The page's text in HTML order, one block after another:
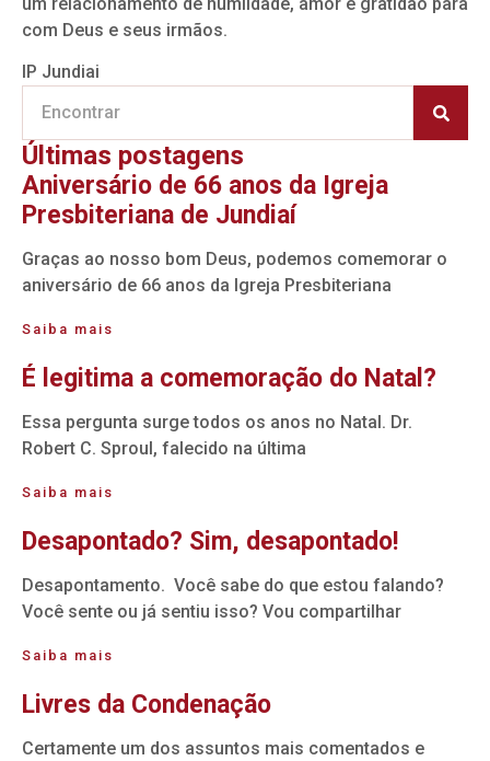
com Deus e seus irmãos.
IP Jundiai
Últimas postagens
Aniversário de 66 anos da Igreja
Presbiteriana de Jundiaí
Graças ao nosso bom Deus, podemos comemorar o
aniversário de 66 anos da Igreja Presbiteriana
Saiba mais
É legitima a comemoração do Natal?
Essa pergunta surge todos os anos no Natal. Dr.
Robert C. Sproul, falecido na última
Saiba mais
Desapontado? Sim, desapontado!
Desapontamento. Você sabe do que estou falando?
Você sente ou já sentiu isso? Vou compartilhar
Saiba mais
Livres da Condenação
Certamente um dos assuntos mais comentados e